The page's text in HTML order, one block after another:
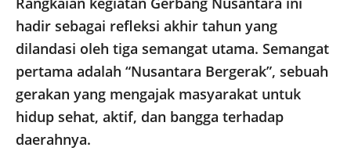
hadir sebagai refleksi akhir tahun yang
dilandasi oleh tiga semangat utama. Semangat
pertama adalah “Nusantara Bergerak”, sebuah
gerakan yang mengajak masyarakat untuk
hidup sehat, aktif, dan bangga terhadap
daerahnya.